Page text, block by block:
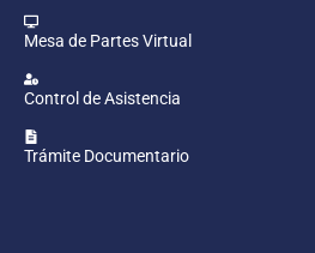
Mesa de Partes Virtual
Control de Asistencia
Trámite Documentario